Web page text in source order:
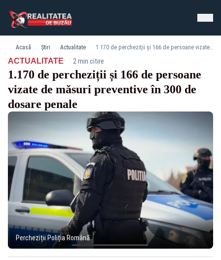
Acasă Știri Actualitate 1.170 de percheziții și 166 de persoane vizate de măsuri preventive în 300 de dosare penale
ACTUALITATE· 2 min citire
1.170 de percheziții și 166 de persoane
vizate de măsuri preventive în 300 de
dosare penale
Percheziții Poliția Română